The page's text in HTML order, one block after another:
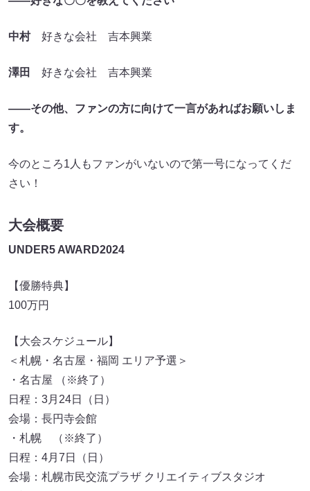
中村好きな会社 吉本興業
澤田 好きな会社 吉本興業
――その他、ファンの方に向けて一言があればお願いしま
す。
今のところ1人もファンがいないので第一号になってくだ
さい！
大会概要
UNDER5 AWARD2024
【優勝特典】
100万円
【大会スケジュール】
＜札幌・名古屋・福岡 エリア予選＞
・名古屋 （※終了）
日程：3月24日（日）
会場：長円寺会館
・札幌 （※終了）
日程：4月7日（日）
会場：札幌市民交流プラザ クリエイティブスタジオ